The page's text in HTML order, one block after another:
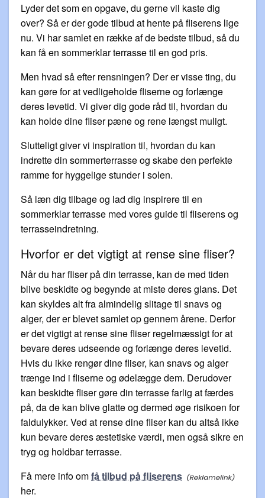
Lyder det som en opgave, du gerne vil kaste dig
over? Så er der gode tilbud at hente på fliserens lige
nu. Vi har samlet en række af de bedste tilbud, så du
kan få en sommerklar terrasse til en god pris.
Men hvad så efter rensningen? Der er visse ting, du
kan gøre for at vedligeholde fliserne og forlænge
deres levetid. Vi giver dig gode råd til, hvordan du
kan holde dine fliser pæne og rene længst muligt.
Slutteligt giver vi inspiration til, hvordan du kan
indrette din sommerterrasse og skabe den perfekte
ramme for hyggelige stunder i solen.
Så læn dig tilbage og lad dig inspirere til en
sommerklar terrasse med vores guide til fliserens og
terrasseindretning.
Hvorfor er det vigtigt at rense sine fliser?
Når du har fliser på din terrasse, kan de med tiden
blive beskidte og begynde at miste deres glans. Det
kan skyldes alt fra almindelig slitage til snavs og
alger, der er blevet samlet op gennem årene. Derfor
er det vigtigt at rense sine fliser regelmæssigt for at
bevare deres udseende og forlænge deres levetid.
Hvis du ikke rengør dine fliser, kan snavs og alger
trænge ind i fliserne og ødelægge dem. Derudover
kan beskidte fliser gøre din terrasse farlig at færdes
på, da de kan blive glatte og dermed øge risikoen for
faldulykker. Ved at rense dine fliser kan du altså ikke
kun bevare deres æstetiske værdi, men også sikre en
tryg og holdbar terrasse.
Få mere info omfå tilbud på fliserens
her.